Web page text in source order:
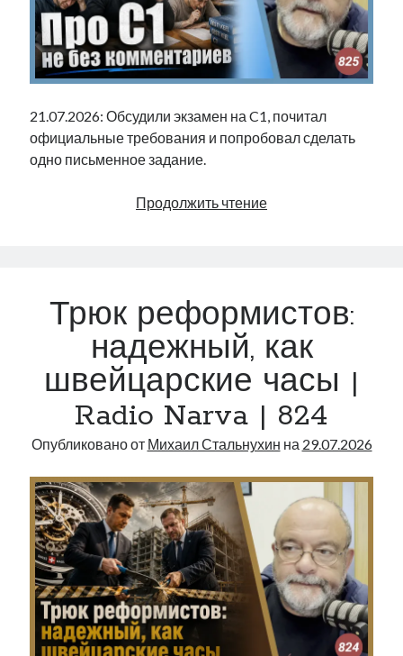
Парламент и правительство
Фотографии
Экономика
Эстония и Россия
Метки
radio narva
евросоюз
интервью история кабинетные истории
кая каллас книга маська
нацменьшинства образование обучение эстонскому
памятники парад клоунов парламент партия поводырь
подкаст потеряны данные пресса программа
рийгикогу россия русский роман
т.х. ильвес танк фотоотчет экономика экономика эстонии
эстония эстонский язык
Михаил Стальнухин:
mstalnuhhin@gmail.com
Отзывы и предложения по блогу:
21.07.2026: Обсудили экзамен на C1, почитал
официальные требования и попробовал сделать
одно письменное задание.
Продолжить чтениеПро
|
Narva
|
825
Трюк реформистов:
надежный, как
швейцарские часы |
Radio Narva | 824
Опубликовано от Михаил Стальнухин на 29.07.2026